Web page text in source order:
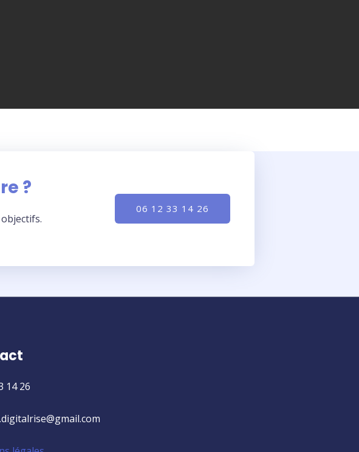
?
06 12 33 14 26
14 26